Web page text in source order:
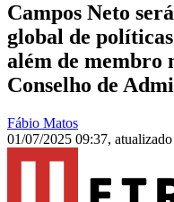
Campos Neto
global de
além de membro
Conselho de
Fábio Matos
01/07/2025 09:37, atualizado